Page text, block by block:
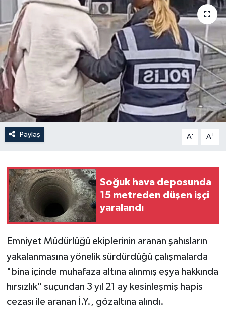
Paylaş A- A+
Soğuk hava deposunda
15 metreden düşen işçi
yaralandı
Emniyet Müdürlüğü ekiplerinin aranan şahısların
yakalanmasına yönelik sürdürdüğü çalışmalarda
"bina içinde muhafaza altına alınmış eşya hakkında
hırsızlık" suçundan 3 yıl 21 ay kesinleşmiş hapis
cezası ile aranan İ.Y., gözaltına alındı.